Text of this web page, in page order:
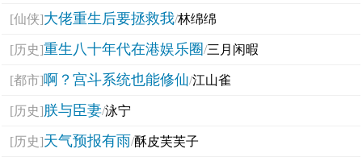
[仙侠]大佬重生后要拯救我/林绵绵
[历史]重生八十年代在港娱乐圈/三月闲暇
[都市]啊？宫斗系统也能修仙/江山雀
[历史]朕与臣妻/泳宁
[历史]天气预报有雨/酥皮芙芙子